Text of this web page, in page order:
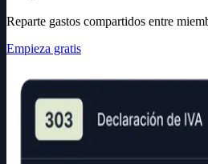
Reparte gastos compartidos entre
Empieza gratis